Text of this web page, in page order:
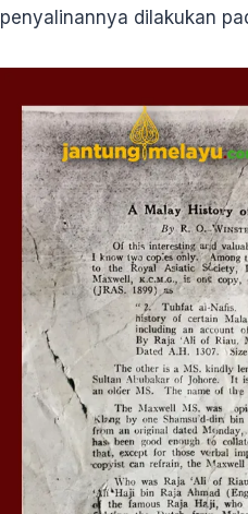
penyalinannya dilakukan